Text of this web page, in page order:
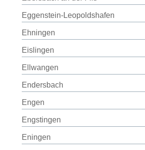
Eggenstein-Leopoldshafen
Ehningen
Eislingen
Ellwangen
Endersbach
Engen
Engstingen
Eningen